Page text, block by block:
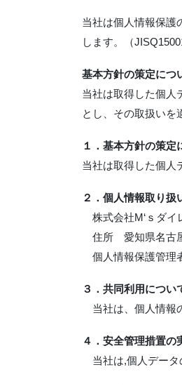
当社は個人情報保護
します。（
基本方針の策定につ
当社は取得した個人
とし、その取扱いを
１． 基本方針の策定
当社は取得した個人
２．個人情報取り
株式会社M‘ｓダ
住所 愛知県名古
個人情報保護管
３．共同利用につい
当社は、個人情報
４．安全管理措置の
当社は,個人データ